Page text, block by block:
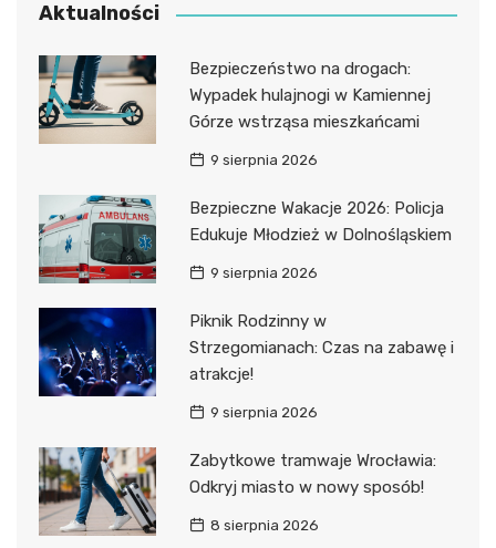
Aktualności
Bezpieczeństwo na drogach:
Wypadek hulajnogi w Kamiennej
Górze wstrząsa mieszkańcami
9 sierpnia 2026
Bezpieczne Wakacje 2026: Policja
Edukuje Młodzież w Dolnośląskiem
9 sierpnia 2026
Piknik Rodzinny w
Strzegomianach: Czas na zabawę i
atrakcje!
9 sierpnia 2026
Zabytkowe tramwaje Wrocławia:
Odkryj miasto w nowy sposób!
8 sierpnia 2026